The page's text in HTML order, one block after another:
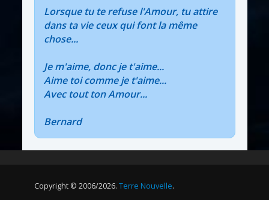
Lorsque tu te refuse l'Amour, tu attire
dans ta vie ceux qui font la même
chose...
Je m'aime, donc je t'aime...
Aime toi comme je t'aime...
Avec tout ton Amour...
Bernard
Copyright © 2006/2026. Terre Nouvelle.